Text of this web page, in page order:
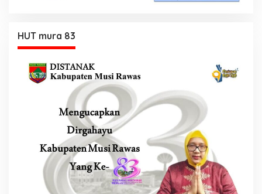
HUT mura 83